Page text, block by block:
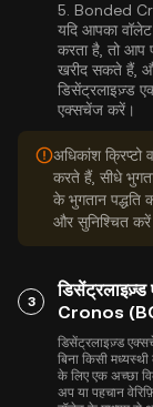
5. Bonded
यदि आपका
करता है, तो आप
खरीद सकते हैं,
डिसेंट्रलाइज़्ड
एक्सचेंज करें।
अधिकांश क्रिप्टो
करते हैं, सीधे
के भुगतान पद्धति
और सुनिश्चित
3
Cronos
डिसेंट्रलाइज़्ड
बिना किसी
के लिए एक अच्छा
अप या पहचान